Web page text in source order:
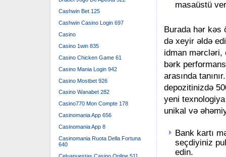
masaüstü
Burada hər kəs
də xeyir əldə
idman mərcləri,
bərk
arasında
depozitinizdə
yeni
unikal və
Bank kartı
seçdiyiniz
edin.
Cashwin Bet 125
Cashwin Casino Login 697
Casino
Casino 1win 835
Casino Chicken Game 61
Casino Mania Login 942
Casino Mostbet 926
Casino Wanabet 282
Casino770 Mon Compte 178
Casinomania App 656
Casinomania App 8
Casinomania Ruota Della Fortuna
640